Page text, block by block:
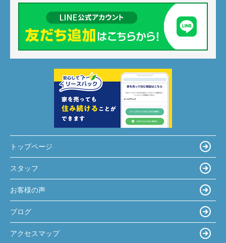
トップページ
スタッフ
お客様の声
ブログ
アクセスマップ